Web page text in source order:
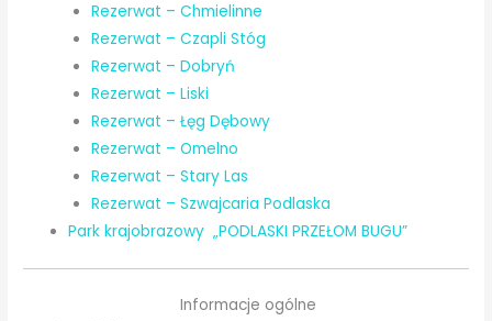
Rezerwat – Chmielinne
Rezerwat – Czapli Stóg
Rezerwat – Dobryń
Rezerwat – Liski
Rezerwat – Łęg Dębowy
Rezerwat – Omelno
Rezerwat – Stary Las
Rezerwat – Szwajcaria Podlaska
Park krajobrazowy „PODLASKI PRZEŁOM BUGU”
Informacje ogólne